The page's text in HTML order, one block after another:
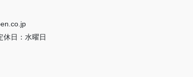
日：水曜日